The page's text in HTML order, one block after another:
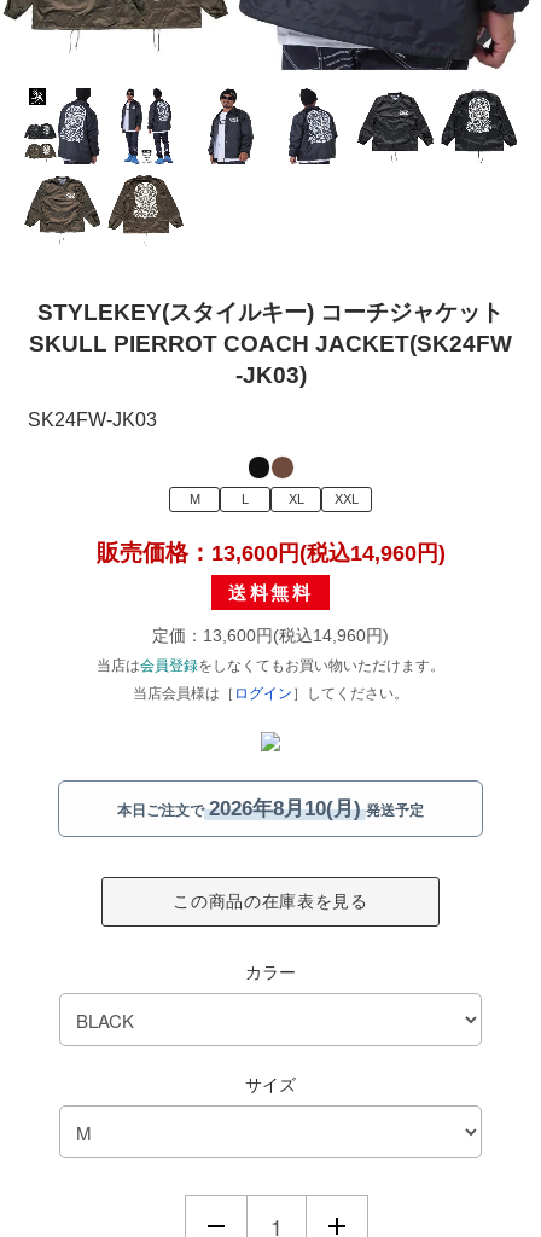
STYLEKEY(スタイルキー) コーチジャケット
SKULL PIERROT COACH JACKET(SK24FW
-JK03)
SK24FW-JK03
M L XL XXL
販売価格： 13,600円(税込14,960円)
送料無料
定価：13,600円(税込14,960円)
当店は会員登録をしなくてもお買い物いただけます。
当店会員様は［ ログイン ］してください。
本日ご注文で 2026年8月10(月) 発送予定
この商品の在庫表を見る
カラー
サイズ